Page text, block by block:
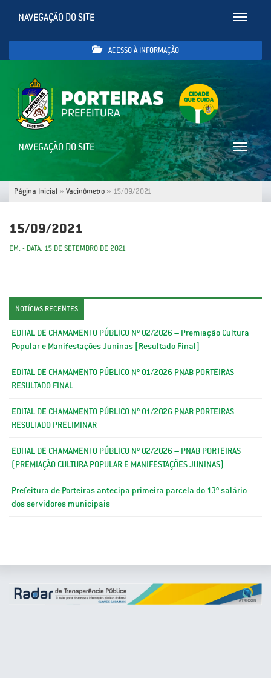
Toggle
NAVEGAÇÃO DO SITE
ACESSO À INFORMAÇÃO
Toggle
NAVEGAÇÃO DO SITE
Página Inicial » Vacinômetro » 15/09/2021
15/09/2021
EM: - DATA: 15 DE SETEMBRO DE 2021
NOTÍCIAS RECENTES
EDITAL DE CHAMAMENTO PÚBLICO Nº 02/2026 – Premiação Cultura
Popular e Manifestações Juninas [Resultado Final]
EDITAL DE CHAMAMENTO PÚBLICO Nº 01/2026 PNAB PORTEIRAS
RESULTADO FINAL
EDITAL DE CHAMAMENTO PÚBLICO Nº 01/2026 PNAB PORTEIRAS
RESULTADO PRELIMINAR
EDITAL DE CHAMAMENTO PÚBLICO Nº 02/2026 – PNAB PORTEIRAS
(PREMIAÇÃO CULTURA POPULAR E MANIFESTAÇÕES JUNINAS)
Prefeitura de Porteiras antecipa primeira parcela do 13º salário
dos servidores municipais